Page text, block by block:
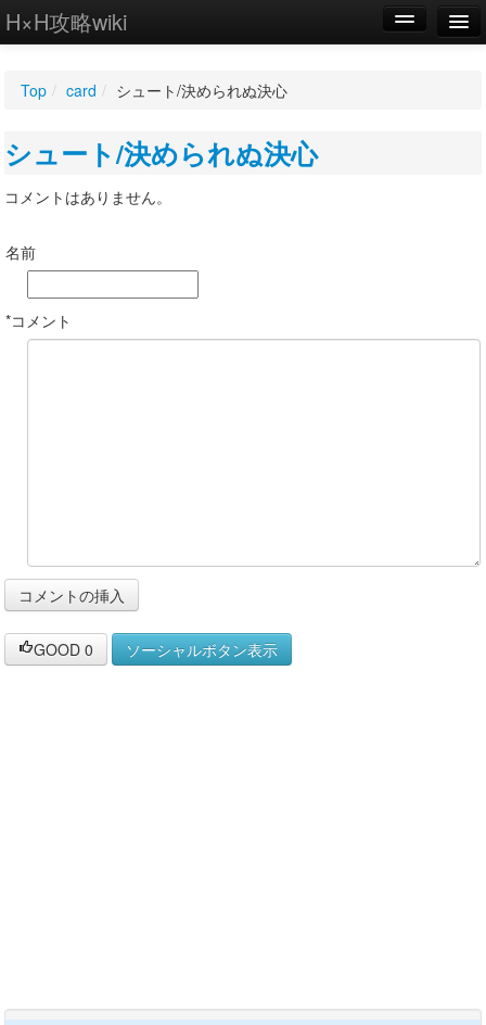
H×H攻略wiki
WIKI
設定
Top / card / シュート/決められぬ決心
シュート/決められぬ決心
コメントはありません。
名前
*コメント
GOOD 0 ソーシャルボタン表示